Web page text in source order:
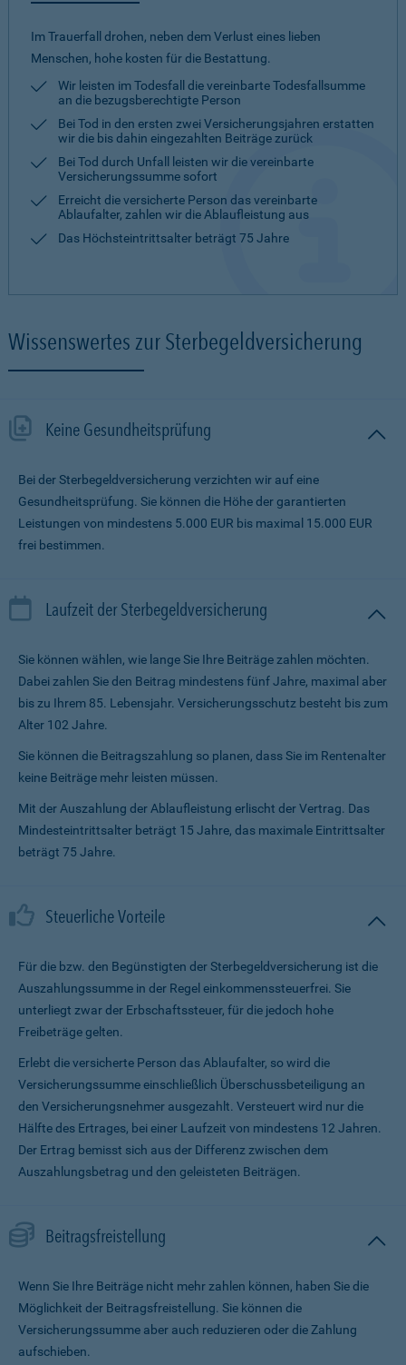
Im Trauerfall drohen, neben dem Verlust eines lieben
Menschen, hohe kosten für die Bestattung.
Wir leisten im Todesfall die vereinbarte Todesfallsumme
an die bezugsberechtigte Person
Bei Tod in den ersten zwei Versicherungsjahren erstatten
wir die bis dahin eingezahlten Beiträge zurück
Bei Tod durch Unfall leisten wir die vereinbarte
Versicherungssumme sofort
Erreicht die versicherte Person das vereinbarte
Ablaufalter, zahlen wir die Ablaufleistung aus
Das Höchsteintrittsalter beträgt 75 Jahre
Wissenswertes zur Sterbegeldversicherung
Keine Gesundheitsprüfung
Bei der Sterbegeldversicherung verzichten wir auf eine
Gesundheitsprüfung. Sie können die Höhe der garantierten
Leistungen von mindestens 5.000 EUR bis maximal 15.000 EUR
frei bestimmen.
Laufzeit der Sterbegeldversicherung
Sie können wählen, wie lange Sie Ihre Beiträge zahlen möchten.
Dabei zahlen Sie den Beitrag mindestens fünf Jahre, maximal aber
bis zu Ihrem 85. Lebensjahr. Versicherungsschutz besteht bis zum
Alter 102 Jahre.
Sie können die Beitragszahlung so planen, dass Sie im Renten­alter
keine Beiträge mehr leisten müssen.
Mit der Auszahlung der Ablaufleistung erlischt der Vertrag. Das
Mindesteintrittsalter beträgt 15 Jahre, das maximale Eintrittsalter
beträgt 75 Jahre.
Steuerliche Vorteile
Für die bzw. den Begünstigten der Sterbegeldversicherung ist die
Auszahlungssumme in der Regel einkommenssteuerfrei. Sie
unterliegt zwar der Erbschaftssteuer, für die jedoch hohe
Freibeträge gelten.
Erlebt die versicherte Person das Ablaufalter, so wird die
Versicherungssumme ein­schließlich Überschussbeteiligung an
den Versicherungsnehmer ausgezahlt. Versteuert wird nur die
Hälfte des Ertrages, bei einer Laufzeit von mindestens 12 Jahren.
Der Ertrag bemisst sich aus der Differenz zwischen dem
Auszahlungsbetrag und den geleisteten Beiträgen.
Beitragsfreistellung
Wenn Sie Ihre Beiträge nicht mehr zahlen können, haben Sie die
Möglichkeit der Beitragsfreistellung. Sie können die
Versicherungssumme aber auch reduzieren oder die Zahlung
aufschieben.